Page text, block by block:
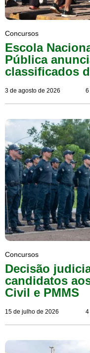
Concursos
Escola
Pública
classificados
3 de agosto de 2026 6
Concursos
Decisão
candidatos
Civil e PMMS
15 de julho de 2026 4